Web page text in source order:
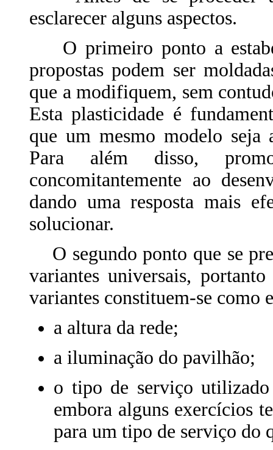
esclarecer alguns aspectos.
O primeiro ponto a
propostas podem ser
que a modifiquem, sem
Esta plasticidade é
que um mesmo modelo seja
Para além disso,
concomitantemente ao
dando uma resposta mais
solucionar.
O segundo ponto que se
variantes universais,
variantes constituem-se como
a altura da rede;
a iluminação do pavilhão;
o tipo de serviço utilizado
embora alguns exercícios
para um tipo de serviço do